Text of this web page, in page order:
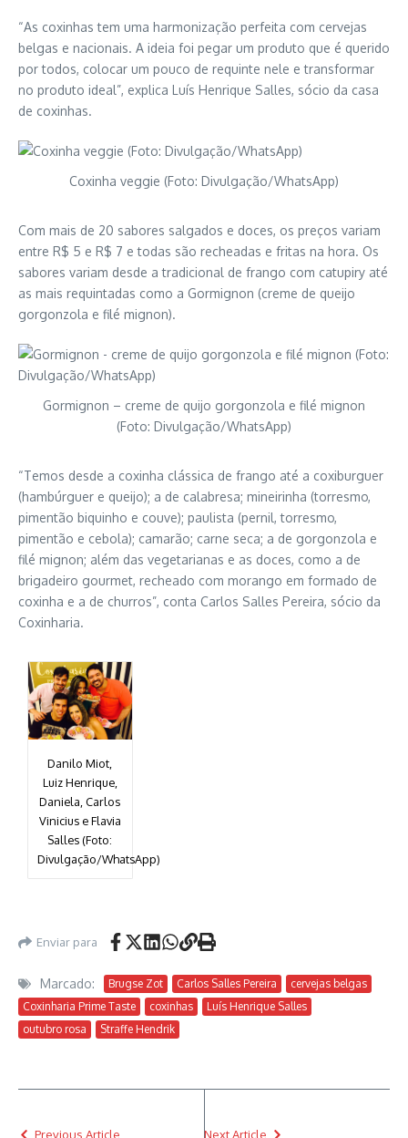
“As coxinhas tem uma harmonização perfeita com cervejas
belgas e nacionais. A ideia foi pegar um produto que é querido
por todos, colocar um pouco de requinte nele e transformar
no produto ideal”, explica Luís Henrique Salles, sócio da casa
de coxinhas.
Coxinha veggie (Foto: Divulgação/WhatsApp)
Com mais de 20 sabores salgados e doces, os preços variam
entre R$ 5 e R$ 7 e todas são recheadas e fritas na hora. Os
sabores variam desde a tradicional de frango com catupiry até
as mais requintadas como a Gormignon (creme de queijo
gorgonzola e filé mignon).
Gormignon – creme de quijo gorgonzola e filé mignon
(Foto: Divulgação/WhatsApp)
“Temos desde a coxinha clássica de frango até a coxiburguer
(hambúrguer e queijo); a de calabresa; mineirinha (torresmo,
pimentão biquinho e couve); paulista (pernil, torresmo,
pimentão e cebola); camarão; carne seca; a de gorgonzola e
filé mignon; além das vegetarianas e as doces, como a de
brigadeiro gourmet, recheado com morango em formado de
coxinha e a de churros”, conta Carlos Salles Pereira, sócio da
Coxinharia.
Danilo Miot,
Luiz Henrique,
Daniela, Carlos
Vinicius e Flavia
Salles (Foto:
Divulgação/WhatsApp)
Enviar para
Marcado: Brugse Zot Carlos Salles Pereira
cervejas belgas
Coxinharia Prime Taste
coxinhas
Luís Henrique Salles
outubro rosa
Straffe Hendrik
Previous Article Next Article